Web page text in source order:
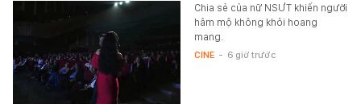
Chia sẻ của nữ NSƯT khiến người
hâm mộ không khỏi hoang
mang.
CINE - 6 giờ trước